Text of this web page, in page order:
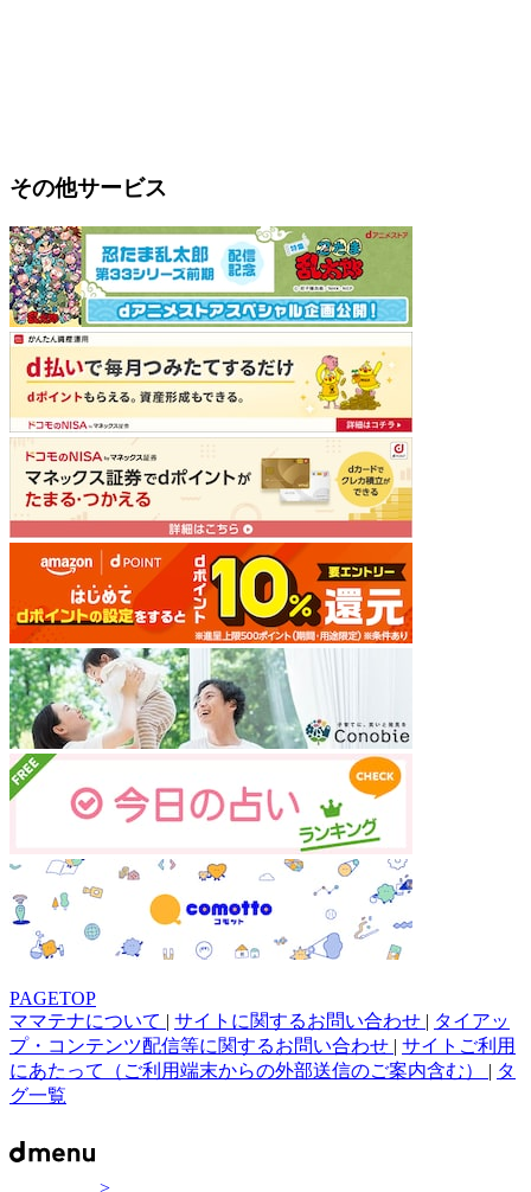
その他サービス
PAGETOP
ママテナについて | サイトに関するお問い合わせ | タイアッ
プ・コンテンツ配信等に関するお問い合わせ | サイトご利用
にあたって（ご利用端末からの外部送信のご案内含む） | タ
グ一覧
>